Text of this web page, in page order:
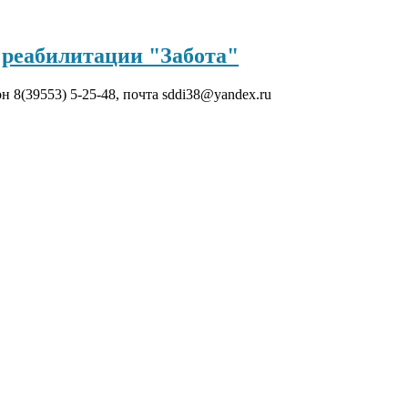
"Забота"
8(39553) 5-25-48, почта sddi38@yandex.ru